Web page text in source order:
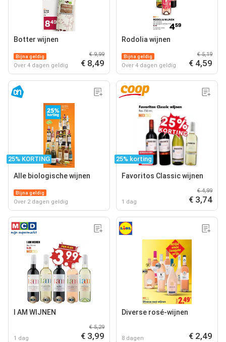
Botter wijnen
Bijna geldig
Over 4 dagen geldig
€ 9,99
€ 8,49
Rodolia wijnen
Bijna geldig
Over 4 dagen geldig
€ 5,19
€ 4,59
25% KORTING
Alle biologische wijnen
Bijna geldig
Over 2 dagen geldig
25% korting
Favoritos Classic wijnen
1 dag
€ 4,99
€ 3,74
I AM WIJNEN
1 dag
€ 5,29
€ 3,99
Diverse rosé-wijnen
8 dagen € 2,49